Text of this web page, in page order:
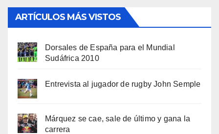
ARTÍCULOS MÁS VISTOS
Dorsales de España para el Mundial
Sudáfrica 2010
Entrevista al jugador de rugby John Semple
Márquez se cae, sale de último y gana la
carrera